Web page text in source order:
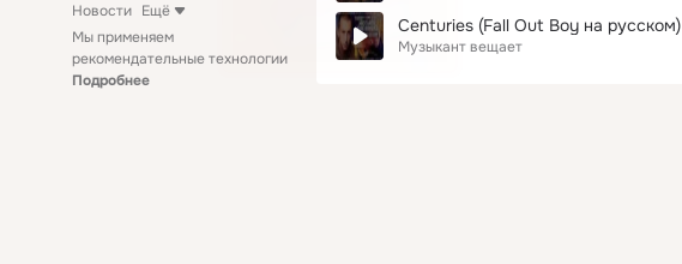
Новости Ещё
Мы применяем
рекомендательные технологии
Подробнее
Centuries (Fall Out Boy на русском)
Музыкант вещает